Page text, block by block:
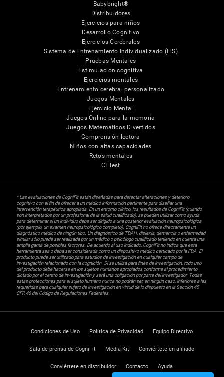
Babybright®
Distribuidores
Ejercicios para niños
Desarrollo Cognitivo
Ejercicios Cerebrales
Sistema de Entrenamiento Individualizado (ITS)
Pruebas Mentales
Estimulación cognitiva
Ejercicios mentales
Entrenamiento cerebral personalizado
Juegos Mentales
Ejercicio Mental
Juegos Online para la memoria
Juegos Matemáticos Divertidos
Comprensión lectora
Niños con altas capacidades
Retos mentales
CI Test
* Las evaluaciones de CogniFit están diseñadas para detectar alteraciones y deterioro
cognitivo con el fin de ofrecer a un médico información pertinente para diseñar una
intervención terapéutica apropiada. En un entorno clínico, los resultados de CogniFit (cuando
son interpretados por un profesional de la salud cualificado), se pueden utilizar como ayuda
para determinar si un individuo debe ser dirigido a una posterior evaluación neuropsicológica
(por ejemplo, un examen neuropsicológico completo). CogniFit no ofrece directamente un
diagnóstico médico de ningún tipo. Un diagnóstico de TDAH, dislexia, demencia o enfermedad
similar sólo puede ser realizada por un médico o psicólogo cualificado teniendo en cuenta una
amplia gama de posibles factores. De acuerdo al uso indicado, CogniFit no indica que esta
herramienta sea o deba ser considerada como un dispositivo médico certicado por la FDA. El
producto puede ser utilizado para estudios de investigación en cualquier campo de
investigación relacionado con la cognición. Si se utiliza para fines de investigación, todo uso
del producto debe hacerse en los sujetos humanos apropiados conforme al procedimiento
dictado por el centro de investigación y será una obligación por parte del investigador. Todas
estas protecciones para el sujeto humano nunca no podrán ser, en ningún caso, inferiores a las
requeridas para cualquier sujeto de investigación en virtud de lo dispuesto en la Sección 45
CFR 46 del Código de Regulaciones Federales.
Condiciones de Uso Política de Privacidad Equipo Directivo
Sala de prensa de CogniFit Media Kit Conviértete en afiliado
Conviértete en distribuidor Contacto Ayuda